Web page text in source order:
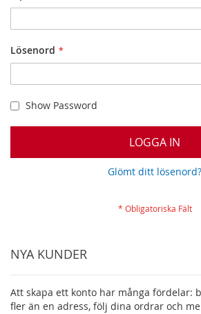
Lösenord
Show Password
LOGGA IN
Glömt ditt lösenord?
NYA KUNDER
Att skapa ett konto har många fördelar:
fler än en adress, följ dina ordrar och